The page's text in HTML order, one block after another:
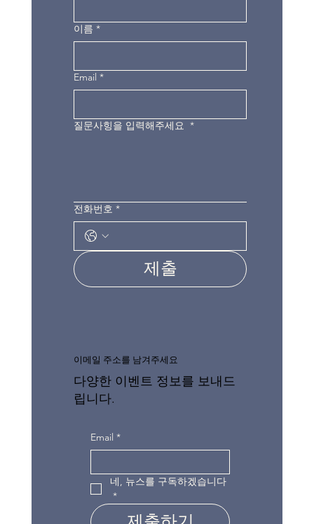
이메일 주소를 남겨주세요
다양한 이벤트 정보를 보내드
립니다.
Email *
네, 뉴스를 구독하겠습니다
*
이름 *
Email *
질문사힝을 입력해주세요 *
전화번호 *
제출